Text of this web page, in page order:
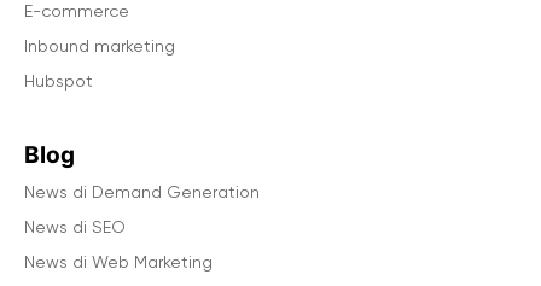
E-commerce
Inbound marketing
Hubspot
Blog
News di Demand Generation
News di SEO
News di Web Marketing